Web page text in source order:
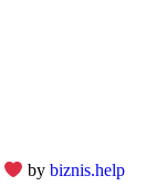
bybiznis.help